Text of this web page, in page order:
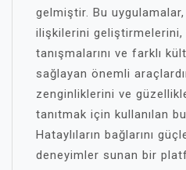
gelmiştir. Bu
ilişkilerini geliştirmelerini,
tanışmalarını ve farklı
sağlayan önemli
zenginliklerini ve
tanıtmak için kullanılan
Hataylıların bağlarını
deneyimler sunan bir